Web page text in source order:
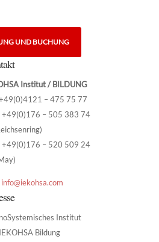
UND BUCHUNG
Institut / BILDUNG
– 475 75 77
+49(0)176 – 505 383 74
+49(0)176 – 520 509 24
info@iekohsa.com
Institut
Bildung